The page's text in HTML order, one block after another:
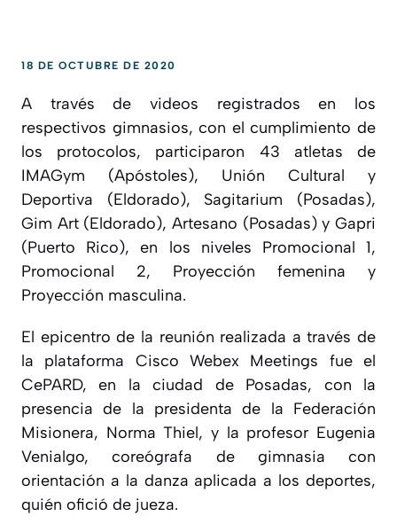
18 DE OCTUBRE DE 2020
A través de videos registrados en los
respectivos gimnasios, con el cumplimiento de
los protocolos, participaron 43 atletas de
IMAGym (Apóstoles), Unión Cultural y
Deportiva (Eldorado), Sagitarium (Posadas),
Gim Art (Eldorado), Artesano (Posadas) y Gapri
(Puerto Rico), en los niveles Promocional 1,
Promocional 2, Proyección femenina y
Proyección masculina.
El epicentro de la reunión realizada a través de
la plataforma Cisco Webex Meetings fue el
CePARD, en la ciudad de Posadas, con la
presencia de la presidenta de la Federación
Misionera, Norma Thiel, y la profesor Eugenia
Venialgo, coreógrafa de gimnasia con
orientación a la danza aplicada a los deportes,
quién ofició de jueza.